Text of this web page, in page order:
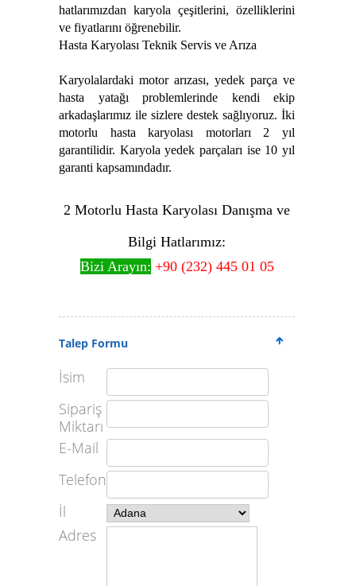
hatlarımızdan karyola çeşitlerini, özelliklerini
ve fiyatlarını öğrenebilir.
Hasta Karyolası Teknik Servis ve Arıza
Karyolalardaki motor arızası, yedek parça ve
hasta yatağı problemlerinde kendi ekip
arkadaşlarımız ile sizlere destek sağlıyoruz. İki
motorlu hasta karyolası motorları 2 yıl
garantilidir. Karyola yedek parçaları ise 10 yıl
garanti kapsamındadır.
2 Motorlu Hasta Karyolası Danışma ve
Bilgi Hatlarımız:
Bizi Arayın: +90 (232) 445 01 05
Talep Formu
İsim
Sipariş
Miktarı
E-Mail
Telefon
İl
Adres